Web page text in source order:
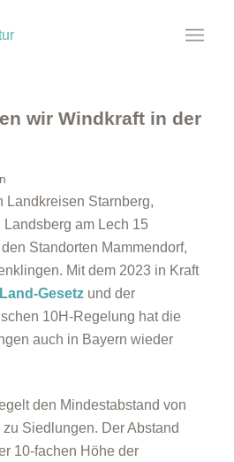
wir Windkraft in der
Landkreisen Starnberg,
am Lech 15
Standorten Mammendorf,
Mit dem 2023 in Kraft
Gesetzund der
10H-Regelung hat die
auch in Bayern wieder
den Mindestabstand von
Siedlungen. Der Abstand
10-fachen Höhe der